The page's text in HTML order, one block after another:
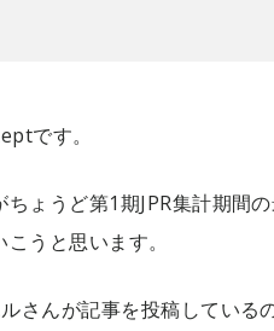
です。
ょうど第1期JPR集計期間
うと思います。
さんが記事を投稿してい